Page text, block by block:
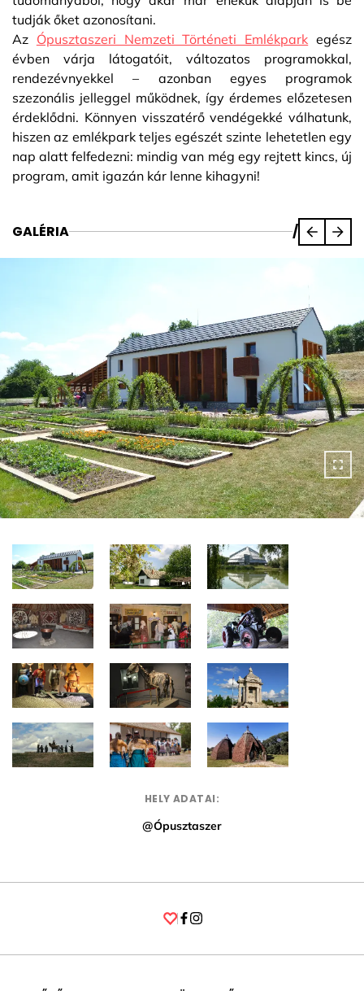
tudják őket azonosítani.
Az Ópusztaszeri Nemzeti Történeti Emlékpark egész
évben várja látogatóit, változatos programokkal,
rendezévnyekkel – azonban egyes programok
szezonális jelleggel működnek, így érdemes előzetesen
érdeklődni. Könnyen visszatérő vendégekké válhatunk,
hiszen az emlékpark teljes egészét szinte lehetetlen egy
nap alatt felfedezni: mindig van még egy rejtett kincs, új
program, amit igazán kár lenne kihagyni!
GALÉRIA /
HELY ADATAI:
@Ópusztaszer